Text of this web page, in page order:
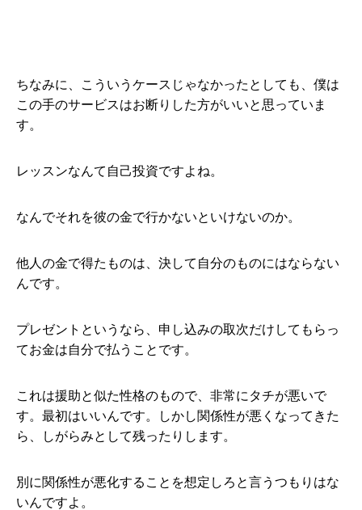
ちなみに、こういうケースじゃなかったとしても、僕は
この手のサービスはお断りした方がいいと思っていま
す。
レッスンなんて自己投資ですよね。
なんでそれを彼の金で行かないといけないのか。
他人の金で得たものは、決して自分のものにはならない
んです。
プレゼントというなら、申し込みの取次だけしてもらっ
てお金は自分で払うことです。
これは援助と似た性格のもので、非常にタチが悪いで
す。最初はいいんです。しかし関係性が悪くなってきた
ら、しがらみとして残ったりします。
別に関係性が悪化することを想定しろと言うつもりはな
いんですよ。